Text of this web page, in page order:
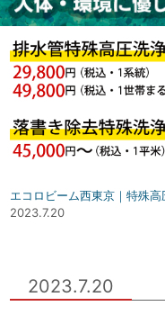
エコロビーム西東京｜特殊
2023.7.20
2023.7.20